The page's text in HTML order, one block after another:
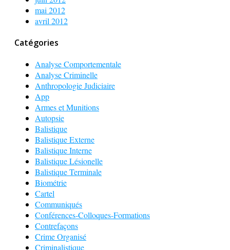
mai 2012
avril 2012
Catégories
Analyse Comportementale
Analyse Criminelle
Anthropologie Judiciaire
App
Armes et Munitions
Autopsie
Balistique
Balistique Externe
Balistique Interne
Balistique Lésionelle
Balistique Terminale
Biométrie
Cartel
Communiqués
Conférences-Colloques-Formations
Contrefaçons
Crime Organisé
Criminalistique